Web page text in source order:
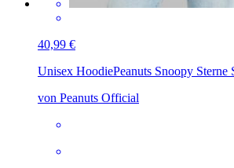
40,99 €
Unisex HoodiePeanuts Snoopy Sterne
von Peanuts Official